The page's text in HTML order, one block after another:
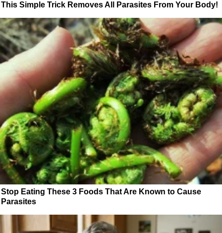
This Simple Trick Removes All Parasites From Your Body!
Stop Eating These 3 Foods That Are Known to Cause
Parasites